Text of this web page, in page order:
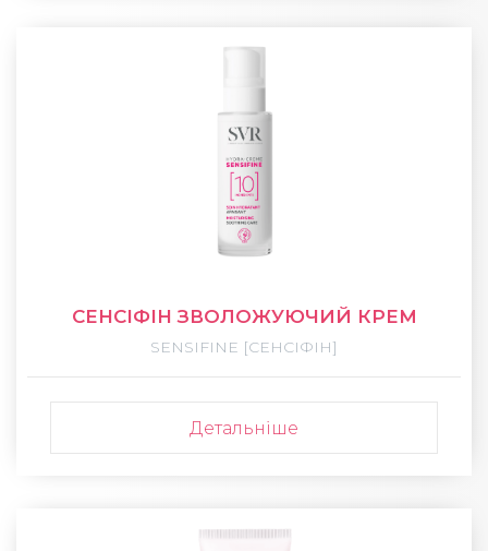
СЕНСІФІН ЗВОЛОЖУЮЧИЙ КРЕМ
SENSIFINE [СЕНСІФІН]
Детальніше